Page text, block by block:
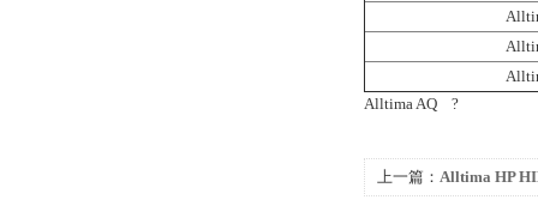
Alltima AQ ?
上一篇： Alltima HP